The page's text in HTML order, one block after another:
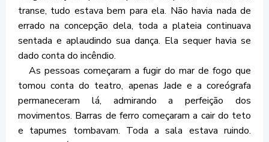
transe, tudo estava bem para ela. Não havia nada de
errado na concepção dela, toda a plateia continuava
sentada e aplaudindo sua dança. Ela sequer havia se
dado conta do incêndio.
As pessoas começaram a fugir do mar de fogo que
tomou conta do teatro, apenas Jade e a coreógrafa
permaneceram lá, admirando a perfeição dos
movimentos. Barras de ferro começaram a cair do teto
e tapumes tombavam. Toda a sala estava ruindo.